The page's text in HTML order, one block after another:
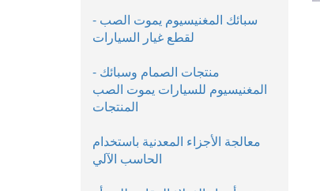
- سبائك المغنيسيوم يموت الصب
لقطع غيار السيارات
- منتجات الصمام وسبائك
المغنيسيوم للسيارات يموت الصب
المنتجات
معالجة الأجزاء المعدنية باستخدام
الحاسب الآلي